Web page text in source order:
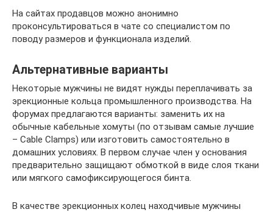
На сайтах продавцов можно анонимно
проконсультироваться в чате со специалистом по
поводу размеров и функционала изделий.
Альтернативные варианты
Некоторые мужчины не видят нужды переплачивать за
эрекционные кольца промышленного производства. На
форумах предлагаются варианты: заменить их на
обычные кабельные хомуты (по отзывам самые лучшие
– Cable Clamps) или изготовить самостоятельно в
домашних условиях. В первом случае член у основания
предварительно защищают обмоткой в виде слоя ткани
или мягкого самофиксирующегося бинта.
В качестве эрекционных колец находчивые мужчины